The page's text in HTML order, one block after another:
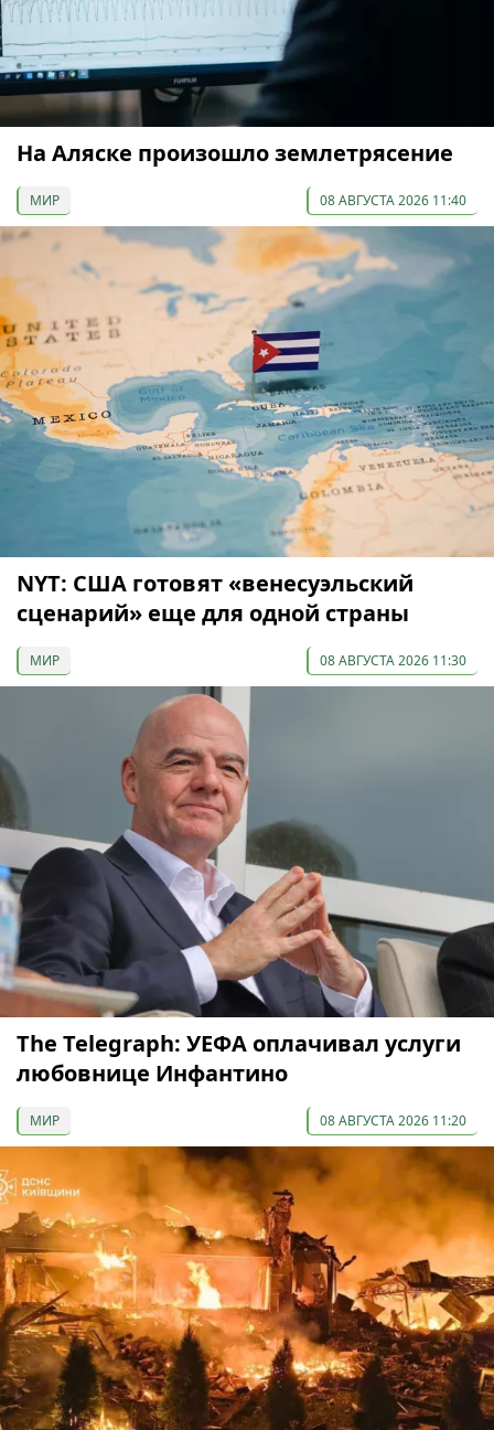
На Аляске произошло землетрясение
МИР 08 АВГУСТА 2026 11:40
NYT: США готовят «венесуэльский
сценарий» еще для одной страны
МИР 08 АВГУСТА 2026 11:30
The Telegraph: УЕФА оплачивал услуги
любовнице Инфантино
МИР 08 АВГУСТА 2026 11:20